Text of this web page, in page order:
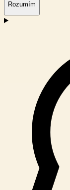
Rozumím